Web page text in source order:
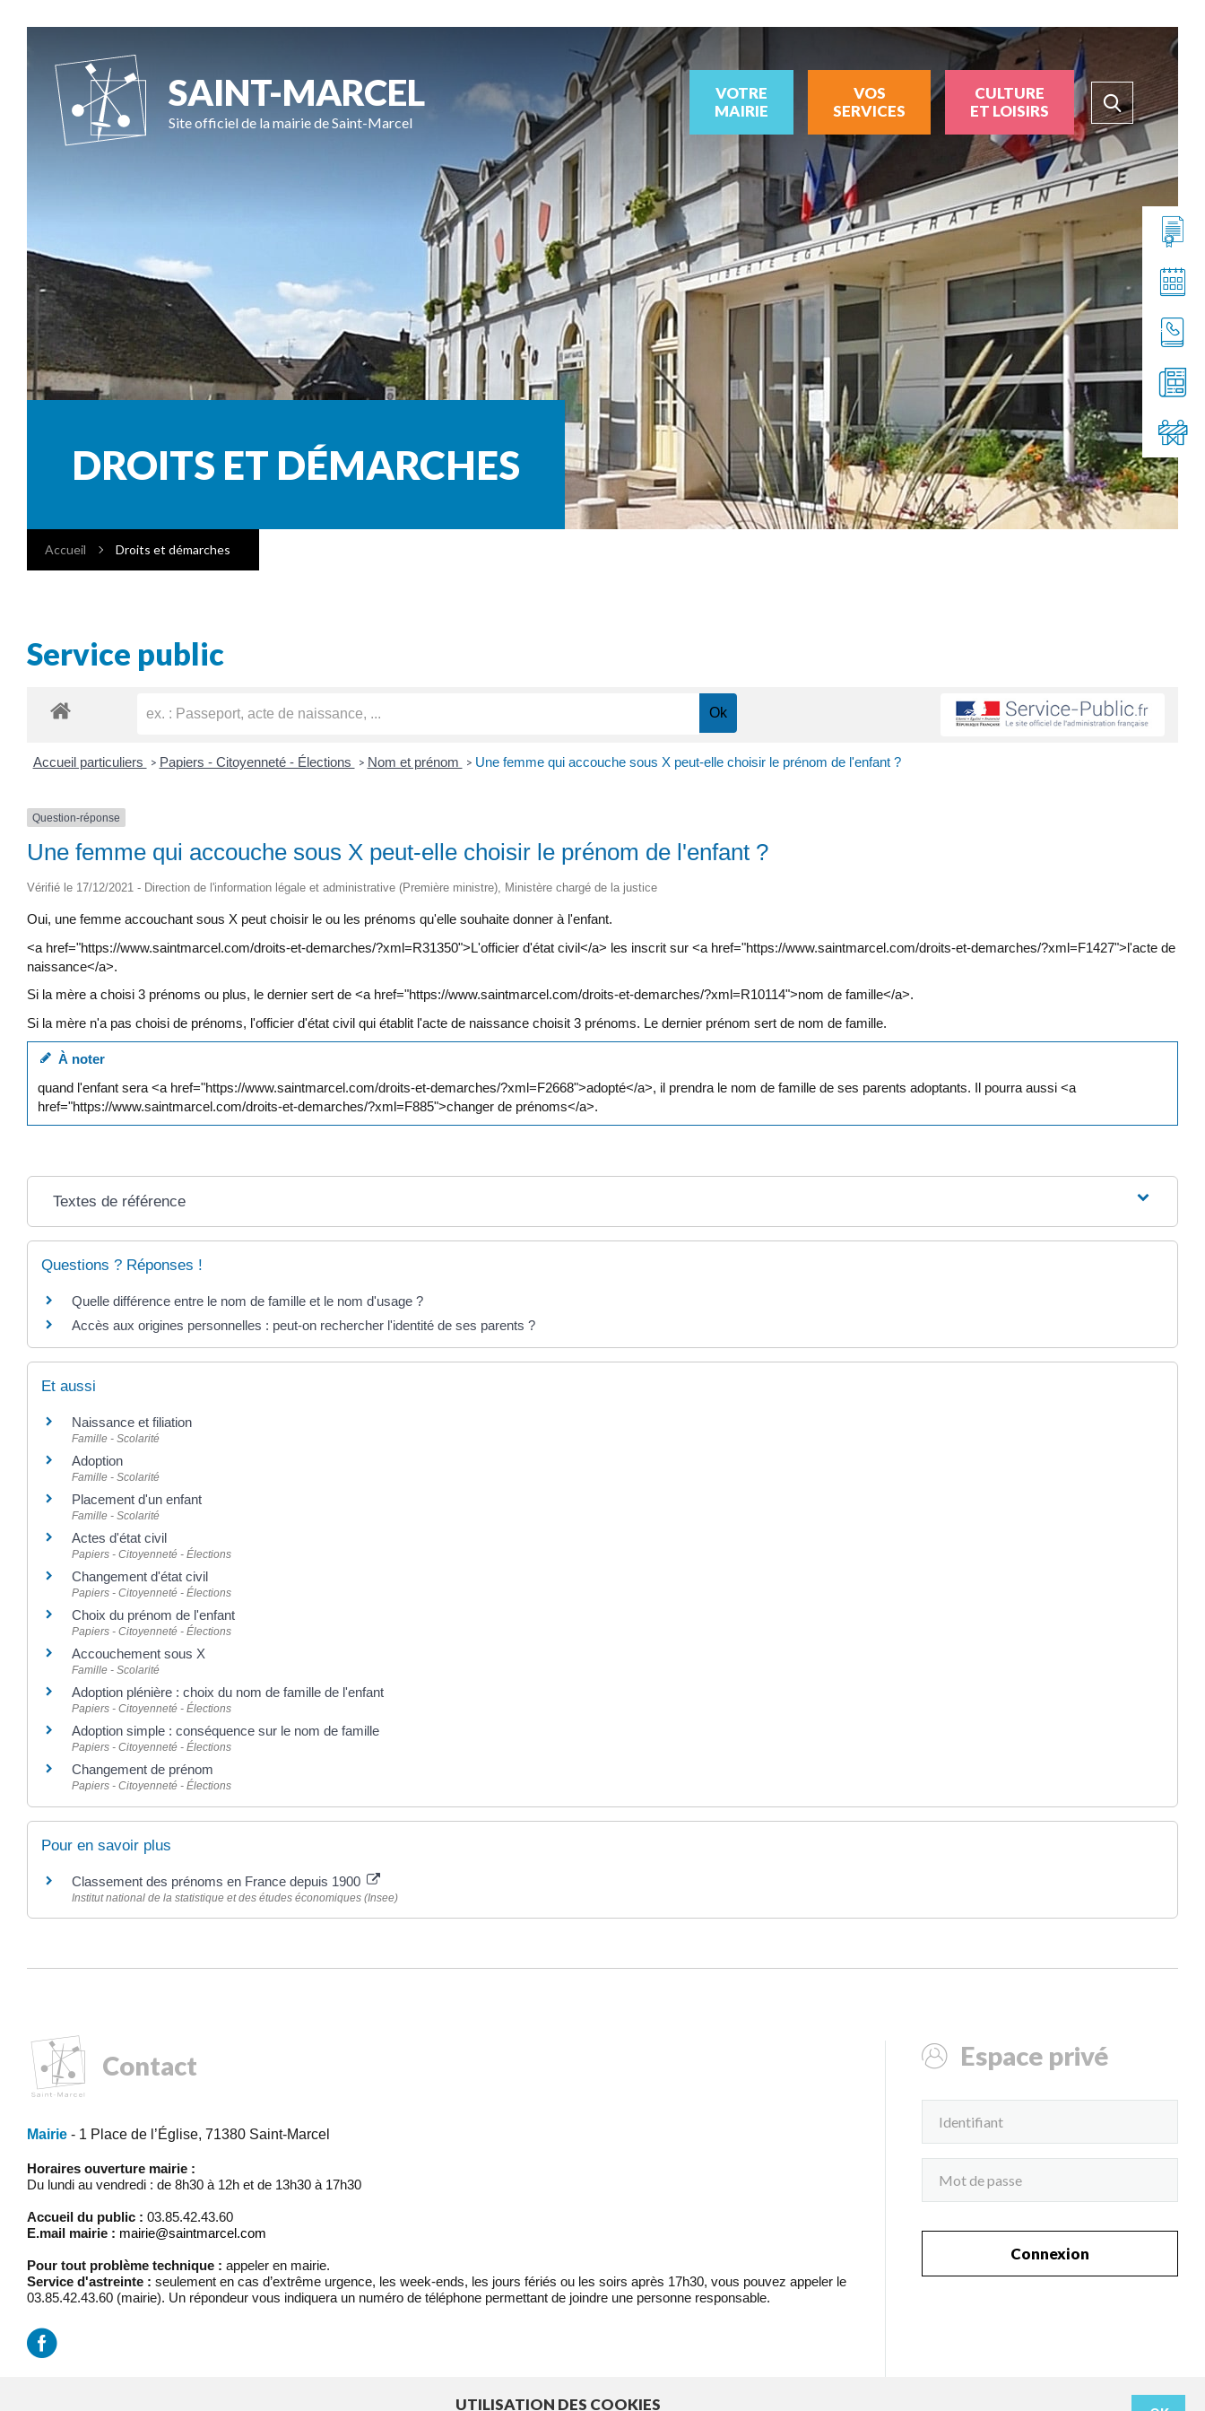
SAINT-MARCEL
Site officiel de la mairie de Saint-Marcel
VOTRE
MAIRIE
VOS
SERVICES
CULTURE
ET LOISIRS
DROITS ET DÉMARCHES
Accueil Droits et démarches
Service public
Accueil particuliers > Papiers - Citoyenneté - Élections > Nom et prénom > Une femme qui accouche sous X peut-elle choisir le prénom de l'enfant ?
Question-réponse
Une femme qui accouche sous X peut-elle choisir le prénom de l'enfant ?
Vérifié le 17/12/2021 - Direction de l'information légale et administrative (Première ministre), Ministère chargé de la justice
Oui, une femme accouchant sous X peut choisir le ou les prénoms qu'elle souhaite donner à l'enfant.
<a href="https://www.saintmarcel.com/droits-et-demarches/?xml=R31350">L'officier d'état civil</a> les inscrit sur <a href="https://www.saintmarcel.com/droits-et-demarches/?xml=F1427">l'acte de
naissance</a>.
Si la mère a choisi 3 prénoms ou plus, le dernier sert de <a href="https://www.saintmarcel.com/droits-et-demarches/?xml=R10114">nom de famille</a>.
Si la mère n'a pas choisi de prénoms, l'officier d'état civil qui établit l'acte de naissance choisit 3 prénoms. Le dernier prénom sert de nom de famille.
À noter
quand l'enfant sera <a href="https://www.saintmarcel.com/droits-et-demarches/?xml=F2668">adopté</a>, il prendra le nom de famille de ses parents adoptants. Il pourra aussi <a
href="https://www.saintmarcel.com/droits-et-demarches/?xml=F885">changer de prénoms</a>.
Textes de référence
Questions ? Réponses !
Quelle différence entre le nom de famille et le nom d'usage ?
Accès aux origines personnelles : peut-on rechercher l'identité de ses parents ?
Et aussi
Naissance et filiation
Famille - Scolarité
Adoption
Famille - Scolarité
Placement d'un enfant
Famille - Scolarité
Actes d'état civil
Papiers - Citoyenneté - Élections
Changement d'état civil
Papiers - Citoyenneté - Élections
Choix du prénom de l'enfant
Papiers - Citoyenneté - Élections
Accouchement sous X
Famille - Scolarité
Adoption plénière : choix du nom de famille de l'enfant
Papiers - Citoyenneté - Élections
Adoption simple : conséquence sur le nom de famille
Papiers - Citoyenneté - Élections
Changement de prénom
Papiers - Citoyenneté - Élections
Pour en savoir plus
Classement des prénoms en France depuis 1900
Institut national de la statistique et des études économiques (Insee)
Contact
Mairie - 1 Place de l’Église, 71380 Saint-Marcel
Horaires ouverture mairie :
Du lundi au vendredi : de 8h30 à 12h et de 13h30 à 17h30
Accueil du public : 03.85.42.43.60
E.mail mairie : mairie@saintmarcel.com
Pour tout problème technique : appeler en mairie.
Service d'astreinte : seulement en cas d’extrême urgence, les week-ends, les jours fériés ou les soirs après 17h30, vous pouvez appeler le
03.85.42.43.60 (mairie). Un répondeur vous indiquera un numéro de téléphone permettant de joindre une personne responsable.
Espace privé
Connexion
UTILISATION DES COOKIES